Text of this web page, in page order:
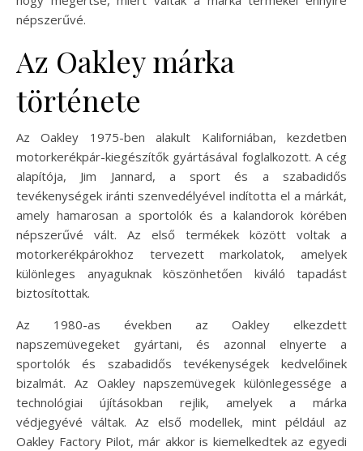
népszerűvé.
Az Oakley márka
története
Az Oakley 1975-ben alakult Kaliforniában, kezdetben
motorkerékpár-kiegészítők gyártásával foglalkozott. A cég
alapítója, Jim Jannard, a sport és a szabadidős
tevékenységek iránti szenvedélyével indította el a márkát,
amely hamarosan a sportolók és a kalandorok körében
népszerűvé vált. Az első termékek között voltak a
motorkerékpárokhoz tervezett markolatok, amelyek
különleges anyaguknak köszönhetően kiváló tapadást
biztosítottak.
Az 1980-as években az Oakley elkezdett
napszemüvegeket gyártani, és azonnal elnyerte a
sportolók és szabadidős tevékenységek kedvelőinek
bizalmát. Az Oakley napszemüvegek különlegessége a
technológiai újításokban rejlik, amelyek a márka
védjegyévé váltak. Az első modellek, mint például az
Oakley Factory Pilot, már akkor is kiemelkedtek az egyedi